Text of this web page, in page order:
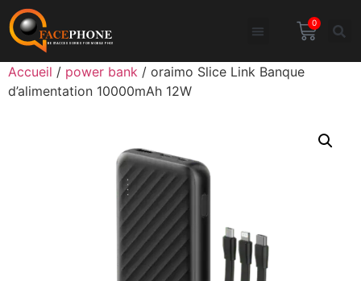
0
Accueil / power bank / oraimo Slice Link Banque
d’alimentation 10000mAh 12W